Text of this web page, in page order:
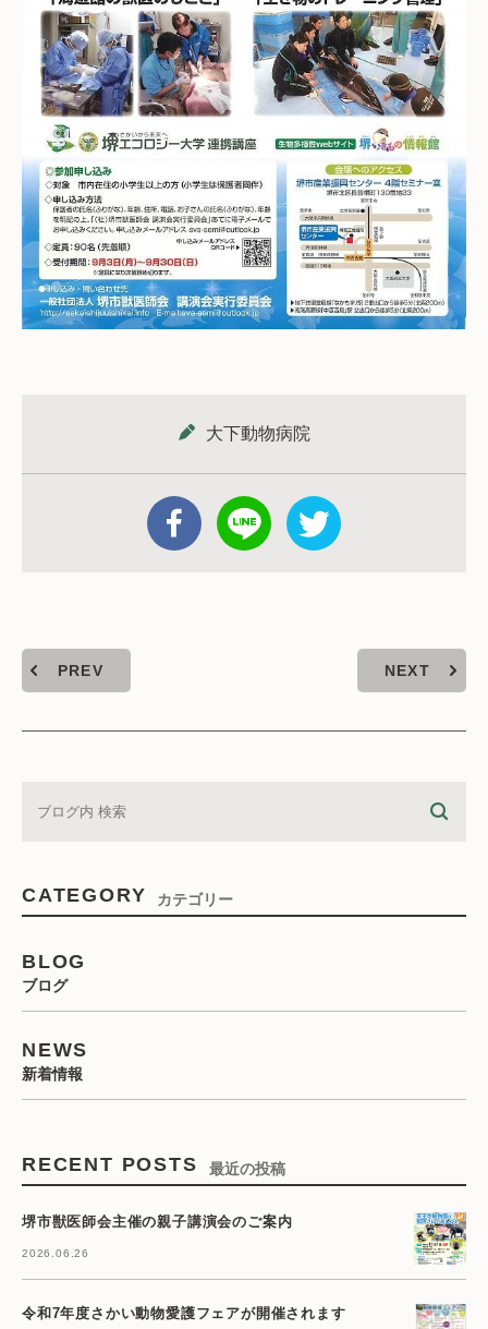
大下動物病院
PREV NEXT
CATEGORY カテゴリー
BLOG
ブログ
NEWS
新着情報
RECENT POSTS 最近の投稿
堺市獣医師会主催の親子講演会のご案内
2026.06.26
令和7年度さかい動物愛護フェアが開催されます